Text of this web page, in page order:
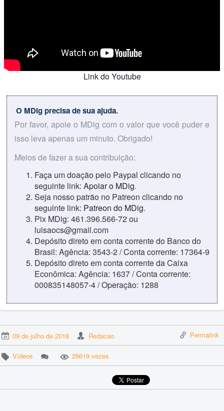
Link do Youtube
O MDig precisa de sua ajuda.
Por favor, apoie o MDig com o valor que você puder e
isso leva apenas um minuto. Obrigado!
Meios de fazer a sua contribuição:
Faça um doação pelo Paypal clicando no
seguinte link: Apoiar o MDig.
Seja nosso patrão no Patreon clicando no
seguinte link: Patreon do MDig.
Pix MDig: 461.396.566-72 ou
luisaocs@gmail.com
Depósito direto em conta corrente do Banco do
Brasil: Agência: 3543-2 / Conta corrente: 17364-9
Depósito direto em conta corrente da Caixa
Econômica: Agência: 1637 / Conta corrente:
000835148057-4 / Operação: 1288
09 de julho de 2018 Redacao Permalink
Vídeos 26619 vezes